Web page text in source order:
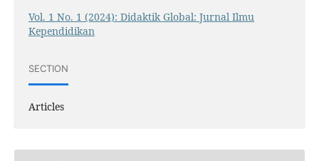
Vol. 1 No. 1 (2024): Didaktik Global: Jurnal Ilmu
Kependidikan
SECTION
Articles